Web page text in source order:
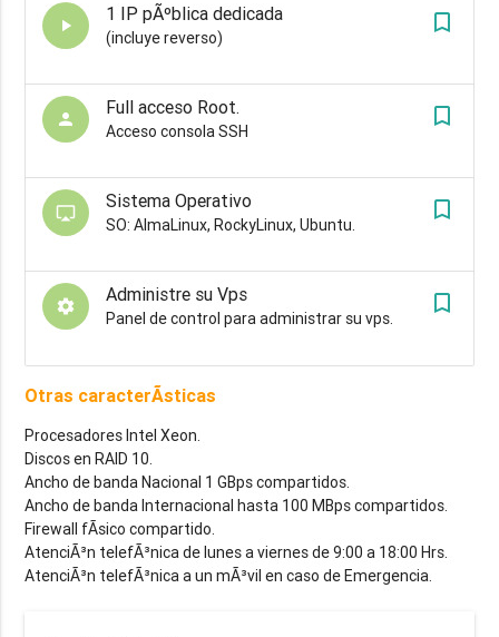
play_arrow
1 IP pÃºblica dedicada
(incluye reverso)
turned_in_not
person
Full acceso Root.
Acceso consola SSH
turned_in_not
airplay
Sistema Operativo
SO: AlmaLinux, RockyLinux, Ubuntu.
turned_in_not
settings
Administre su Vps
Panel de control para administrar su vps.
turned_in_not
Otras caracterÃ­sticas
Procesadores Intel Xeon.
Discos en RAID 10.
Ancho de banda Nacional 1 GBps compartidos.
Ancho de banda Internacional hasta 100 MBps compartidos.
Firewall fÃ­sico compartido.
AtenciÃ³n telefÃ³nica de lunes a viernes de 9:00 a 18:00 Hrs.
AtenciÃ³n telefÃ³nica a un mÃ³vil en caso de Emergencia.